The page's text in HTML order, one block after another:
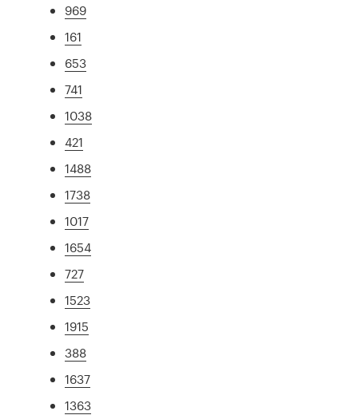
969
161
653
741
1038
421
1488
1738
1017
1654
727
1523
1915
388
1637
1363